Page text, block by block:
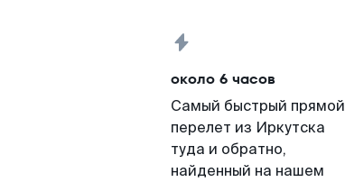
около 6 часов
Самый быстрый прямой
перелет из Иркутска
туда и обратно,
найденный на нашем